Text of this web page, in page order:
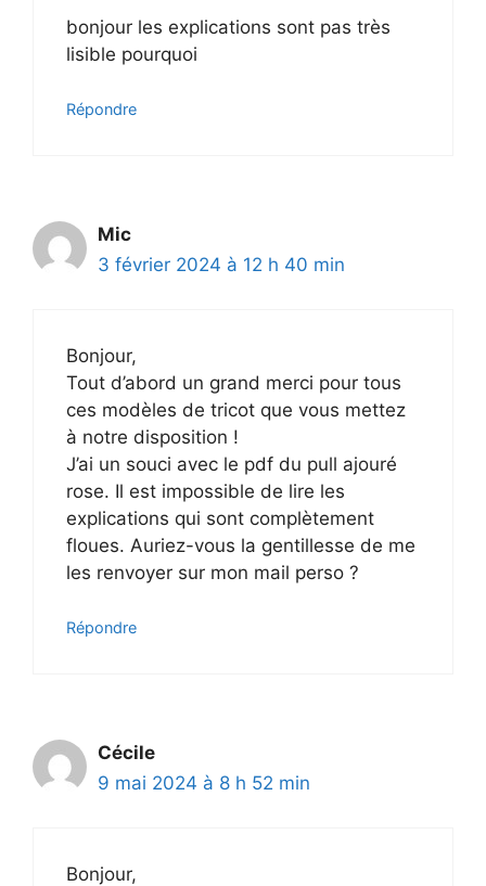
bonjour les explications sont pas très
lisible pourquoi
Répondre
Mic
3 février 2024 à 12 h 40 min
Bonjour,
Tout d’abord un grand merci pour tous
ces modèles de tricot que vous mettez
à notre disposition !
J’ai un souci avec le pdf du pull ajouré
rose. Il est impossible de lire les
explications qui sont complètement
floues. Auriez-vous la gentillesse de me
les renvoyer sur mon mail perso ?
Répondre
Cécile
9 mai 2024 à 8 h 52 min
Bonjour,